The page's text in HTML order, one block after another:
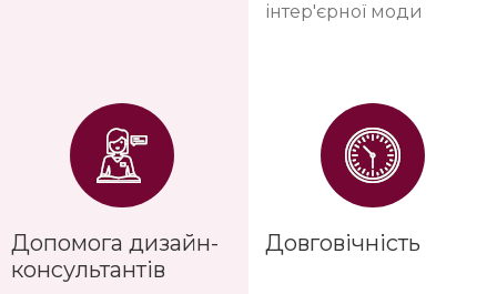
Допомога дизайн-
консультантів
інтер'єрної моди
Довговічність